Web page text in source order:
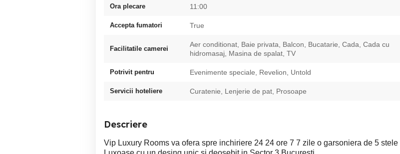
Ora plecare 11:00
Accepta fumatori True
Facilitatile camerei
Aer conditionat, Baie privata, Balcon, Bucatarie, Cada, Cada cu
hidromasaj, Masina de spalat, TV
Potrivit pentru Evenimente speciale, Revelion, Untold
Servicii hoteliere Curatenie, Lenjerie de pat, Prosoape
Descriere
Vip Luxury Rooms va ofera spre inchiriere 24 24 ore 7 7 zile o garsoniera de 5 stele